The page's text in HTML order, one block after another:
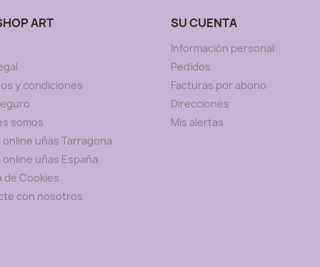
ART
y condiciones
somos
online uñas Tarragona
online uñas España
de Cookies
con nosotros
SU CUENTA
Información personal
Pedidos
Facturas por abono
Direcciones
Mis alertas